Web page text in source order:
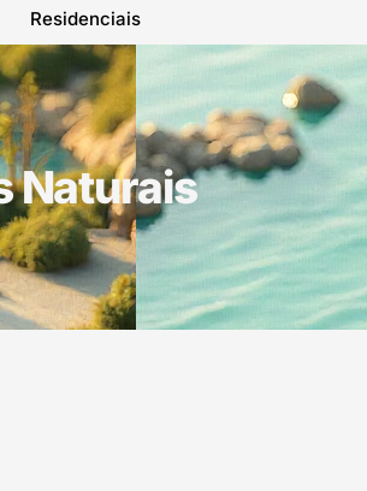
Residenciais
Naturais